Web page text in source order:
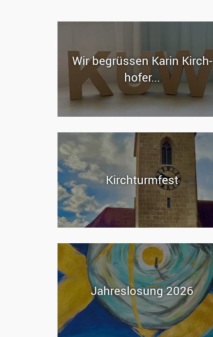
Wir be­grüs­sen Karin Kirch­
ho­fer...
Kirch­turm­fest
Jah­res­lo­sung 2026